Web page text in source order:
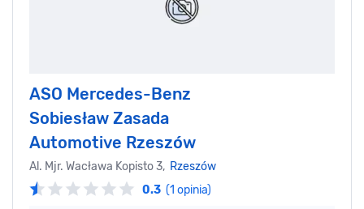
ASO Mercedes-Benz
Sobiesław Zasada
Automotive Rzeszów
Al. Mjr. Wacława Kopisto 3, Rzeszów
0.3 (1 opinia)